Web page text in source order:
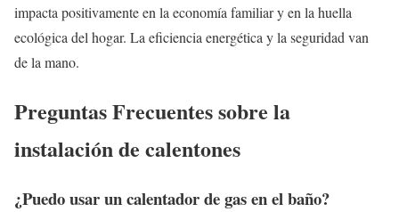
impacta positivamente en la economía familiar y en la huella
ecológica del hogar. La eficiencia energética y la seguridad van
de la mano.
Preguntas Frecuentes sobre la
instalación de calentones
¿Puedo usar un calentador de gas en el baño?